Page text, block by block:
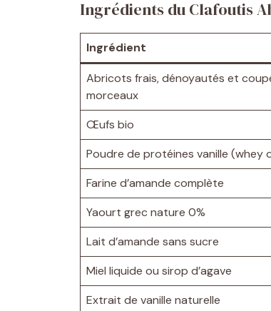
Ingrédients du Clafoutis
Ingrédient
Abricots frais, dénoyautés et
morceaux
Œufs bio
Poudre de protéines vanille (whey
Farine d’amande complète
Yaourt grec nature 0%
Lait d’amande sans sucre
Miel liquide ou sirop d’agave
Extrait de vanille naturelle